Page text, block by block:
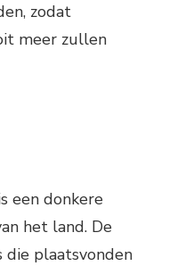
zodat
meer zullen
een donkere
het land. De
die plaatsvonden